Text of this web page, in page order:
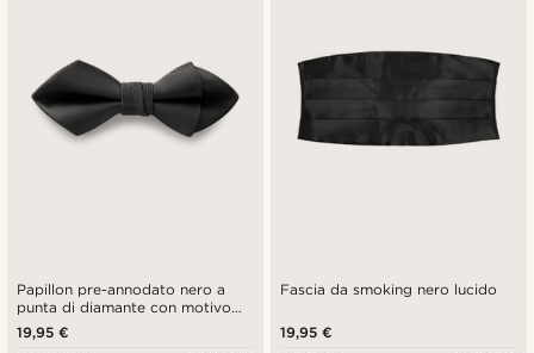
Papillon pre-annodato nero a
punta di diamante con motivo
gros-grain
19,95 €
Fascia da smoking nero lucido
19,95 €